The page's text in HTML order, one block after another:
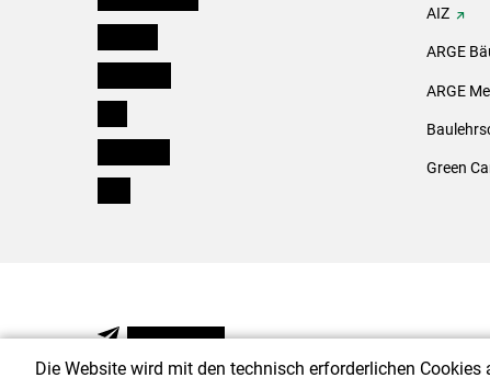
AIZ
ARGE
ARGE
Green
NEWSLETTER
Die Website wird mit den technisch erforderlichen